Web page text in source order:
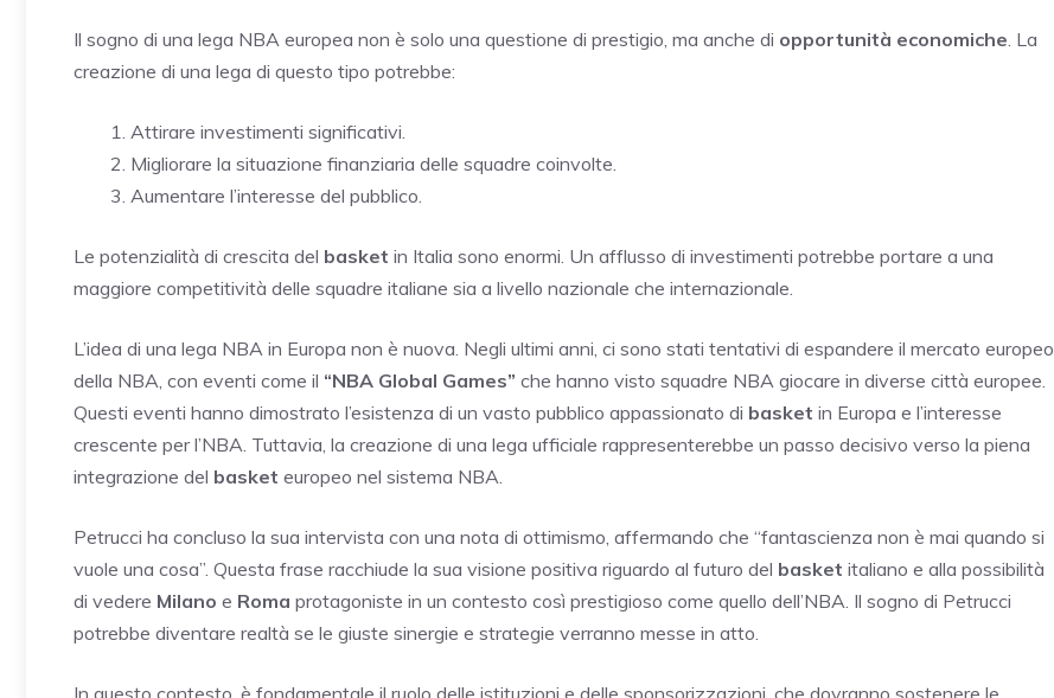
Il sogno di una lega NBA europea non è solo una questione di prestigio, ma anche di opportunità economiche . La
creazione di una lega di questo tipo potrebbe:
Attirare investimenti significativi.
Migliorare la situazione finanziaria delle squadre coinvolte.
Aumentare l’interesse del pubblico.
Le potenzialità di crescita del basket in Italia sono enormi. Un afflusso di investimenti potrebbe portare a una
maggiore competitività delle squadre italiane sia a livello nazionale che internazionale.
L’idea di una lega NBA in Europa non è nuova. Negli ultimi anni, ci sono stati tentativi di espandere il mercato europeo
della NBA, con eventi come il “NBA Global Games” che hanno visto squadre NBA giocare in diverse città europee.
Questi eventi hanno dimostrato l’esistenza di un vasto pubblico appassionato di basket in Europa e l’interesse
crescente per l’NBA. Tuttavia, la creazione di una lega ufficiale rappresenterebbe un passo decisivo verso la piena
integrazione del basket europeo nel sistema NBA.
Petrucci ha concluso la sua intervista con una nota di ottimismo, affermando che “fantascienza non è mai quando si
vuole una cosa”. Questa frase racchiude la sua visione positiva riguardo al futuro del basket italiano e alla possibilità
di vedere Milano e Roma protagoniste in un contesto così prestigioso come quello dell’NBA. Il sogno di Petrucci
potrebbe diventare realtà se le giuste sinergie e strategie verranno messe in atto.
In questo contesto, è fondamentale il ruolo delle istituzioni e delle sponsorizzazioni, che dovranno sostenere le